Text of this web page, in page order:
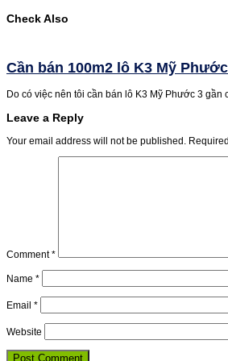
Check Also
Cần bán 100m2 lô K3 Mỹ
Do có việc nên tôi cần bán lô K3 Mỹ Phước 3
Leave a Reply
Your email address will not be published.
Comment*
Name *
Email *
Website